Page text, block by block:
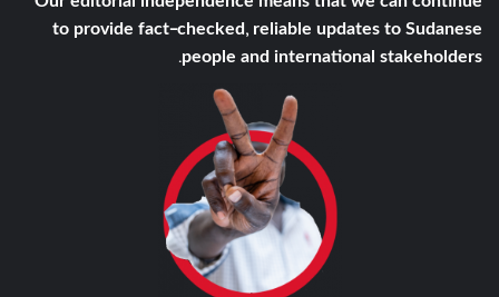
to provide fact-checked, reliable updates to Sudanese
people and international stakeholders.